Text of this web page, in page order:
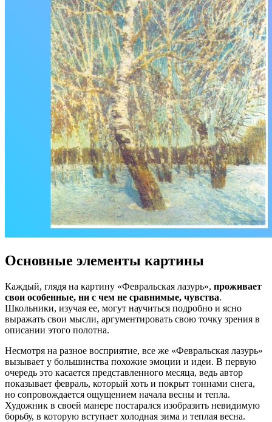
Основные элементы картины
Каждый, глядя на картину «Февральская лазурь», проживает
свои особенные, ни с чем не сравнимые, чувства.
Школьники, изучая ее, могут научиться подробно и ясно
выражать свои мысли, аргументировать свою точку зрения в
описании этого полотна.
Несмотря на разное восприятие, все же «Февральская лазурь»
вызывает у большинства похожие эмоции и идеи. В первую
очередь это касается представленного месяца, ведь автор
показывает февраль, который хоть и покрыт тоннами снега,
но сопровождается ощущением начала весны и тепла.
Художник в своей манере постарался изобразить невидимую
борьбу, в которую вступает холодная зима и теплая весна.